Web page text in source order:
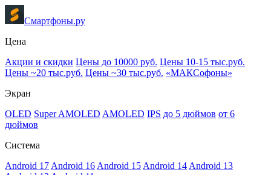
Смартфоны.ру
Цена
Акции и скидки Цены до 10000 руб. Цены 10-15 тыс.руб.
Цены ~20 тыс.руб. Цены ~30 тыс.руб. «МАКСофоны»
Экран
OLED Super AMOLED AMOLED IPS до 5 дюймов от 6
дюймов
Система
Android 17 Android 16 Android 15 Android 14 Android 13